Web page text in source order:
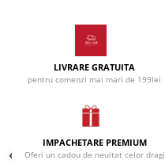
Pantaloni scurti/sorturi
Set 2/3 piese maneca lunga
Set 2/3 piese maneca scurta
Trening / Pantaloni sport
Tricouri maneca scurta
Fete 2-16 ani
Caciuli/Seturi iarna
Camasi/Bluze/Sacouri
Colanti/Pantaloni sport
Haina blana/Paltoane
LIVRARE GRATUITA
pentru comenzi mai mari de 199lei
IMPACHETARE PREMIUM
Oferi un cadou de neuitat celor dragi